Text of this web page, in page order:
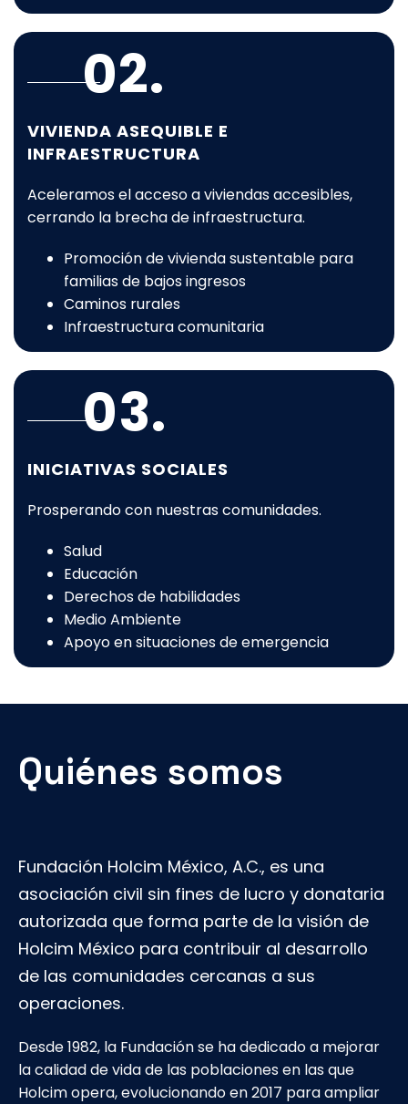
02.
VIVIENDA ASEQUIBLE E
INFRAESTRUCTURA
Aceleramos el acceso a viviendas accesibles,
cerrando la brecha de infraestructura.
Promoción de vivienda sustentable para
familias de bajos ingresos
Caminos rurales
Infraestructura comunitaria
03.
INICIATIVAS SOCIALES
Prosperando con nuestras comunidades.
Salud
Educación
Derechos de habilidades
Medio Ambiente
Apoyo en situaciones de emergencia
Quiénes somos
Fundación Holcim México, A.C., es una
asociación civil sin fines de lucro y donataria
autorizada que forma parte de la visión de
Holcim México para contribuir al desarrollo
de las comunidades cercanas a sus
operaciones.
Desde 1982, la Fundación se ha dedicado a mejorar
la calidad de vida de las poblaciones en las que
Holcim opera, evolucionando en 2017 para ampliar